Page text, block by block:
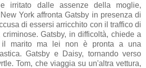
irritato dalle assenze della moglie,
York affronta Gatsby in presenza di
di essersi arricchito con il traffico di
Gatsby, in difficoltà, chiede a
il marito ma lei non è pronta a una
Gatsby e Daisy, tornando verso
Tom, che viaggia su un'altra vettura,